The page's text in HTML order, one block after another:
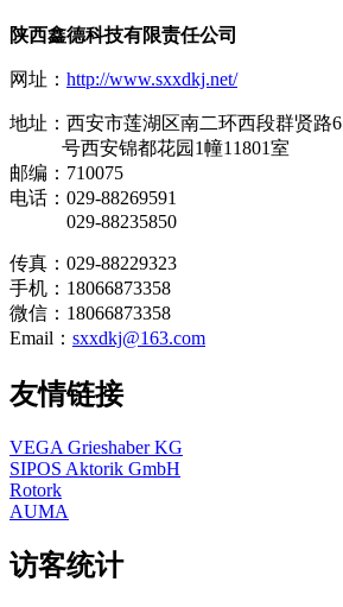
陕西鑫德科技有限责任公司
网址： http://www.sxxdkj.net/
地址：西安市莲湖区南二环西段群贤路6
号西安锦都花园1幢11801室
邮编：710075
电话：029-88269591
029-88235850
传真：029-88229323
手机：18066873358
微信：18066873358
Email： sxxdkj@163.com
友情链接
VEGA Grieshaber KG
SIPOS Aktorik GmbH
Rotork
AUMA
访客统计